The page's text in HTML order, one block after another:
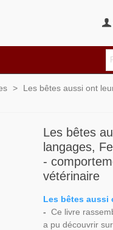
>
Les bêtes aussi ont
Les bêtes
langages,
-
vétérinaire
Les bêtes aussi
- Ce livre
a pu découvrir